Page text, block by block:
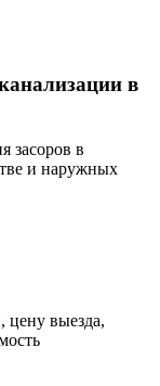
в
засоров в
и наружных
цену выезда,